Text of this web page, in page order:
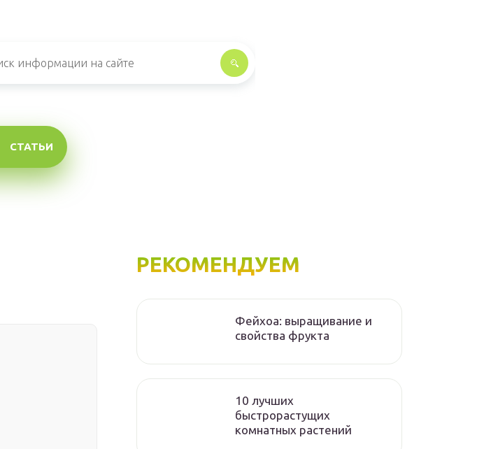
СТАТЬИ
РЕКОМЕНДУЕМ
Фейхоа: выращивание и
свойства фрукта
10 лучших
быстрорастущих
комнатных растений